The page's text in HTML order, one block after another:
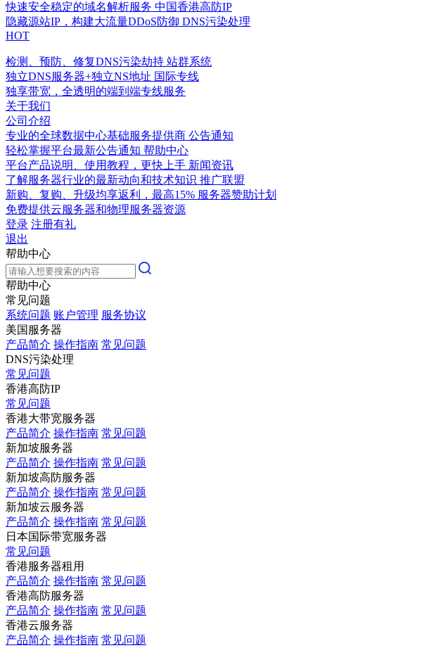
快速安全稳定的域名解析服务 中国香港高防IP
隐藏源站IP，构建大流量DDoS防御 DNS污染处理
HOT
检测、预防、修复DNS污染劫持 站群系统
独立DNS服务器+独立NS地址 国际专线
独享带宽，全透明的端到端专线服务
关于我们
公司介绍
专业的全球数据中心基础服务提供商 公告通知
轻松掌握平台最新公告通知 帮助中心
平台产品说明、使用教程，更快上手 新闻资讯
了解服务器行业的最新动向和技术知识 推广联盟
新购、复购、升级均享返利，最高15% 服务器赞助计划
免费提供云服务器和物理服务器资源
登录 注册有礼
退出
帮助中心
帮助中心
常见问题
系统问题 账户管理 服务协议
美国服务器
产品简介 操作指南 常见问题
DNS污染处理
常见问题
香港高防IP
常见问题
香港大带宽服务器
产品简介 操作指南 常见问题
新加坡服务器
产品简介 操作指南 常见问题
新加坡高防服务器
产品简介 操作指南 常见问题
新加坡云服务器
产品简介 操作指南 常见问题
日本国际带宽服务器
常见问题
香港服务器租用
产品简介 操作指南 常见问题
香港高防服务器
产品简介 操作指南 常见问题
香港云服务器
产品简介 操作指南 常见问题